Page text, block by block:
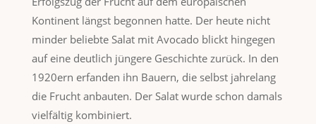
Kontinent längst begonnen hatte. Der heute nicht
minder beliebte Salat mit Avocado blickt hingegen
auf eine deutlich jüngere Geschichte zurück. In den
1920ern erfanden ihn Bauern, die selbst jahrelang
die Frucht anbauten. Der Salat wurde schon damals
vielfältig kombiniert.